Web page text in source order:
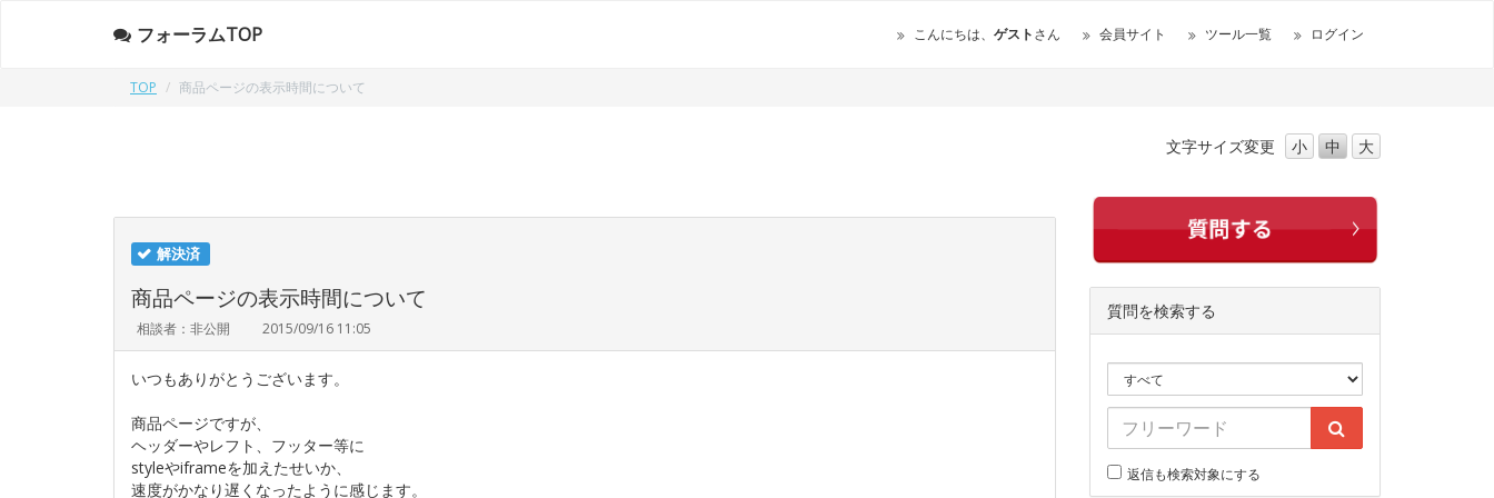
フォーラムTOP こんにちは、 ゲストさん 会員サイト ツール一覧 ログイン
TOP 商品ページの表示時間について
文字サイズ変更 小 中 大
解決済
商品ページの表示時間について
相談者：非公開 2015/09/16 11:05
いつもありがとうございます。
商品ページですが、
ヘッダーやレフト、フッター等に
styleやiframeを加えたせいか、
速度がかなり遅くなったように感じます。
質問を検索する
返信も検索対象にする